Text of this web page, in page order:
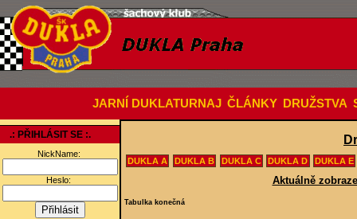
JARNÍ DUKLATURNAJ ČLÁNKY DRUŽSTVA
.: PŘIHLÁSIT SE :.
NickName:
Heslo:
DUKLA A DUKLA B DUKLA C DUKLA D DUKLA E
Aktuálně
Tabulka konečná